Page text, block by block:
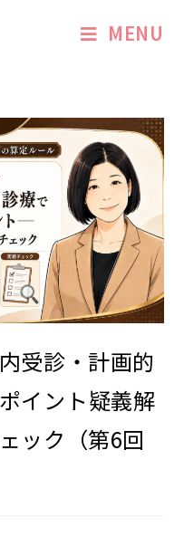
MENU
受診・計画的
ント――疑義解
ック（第6回